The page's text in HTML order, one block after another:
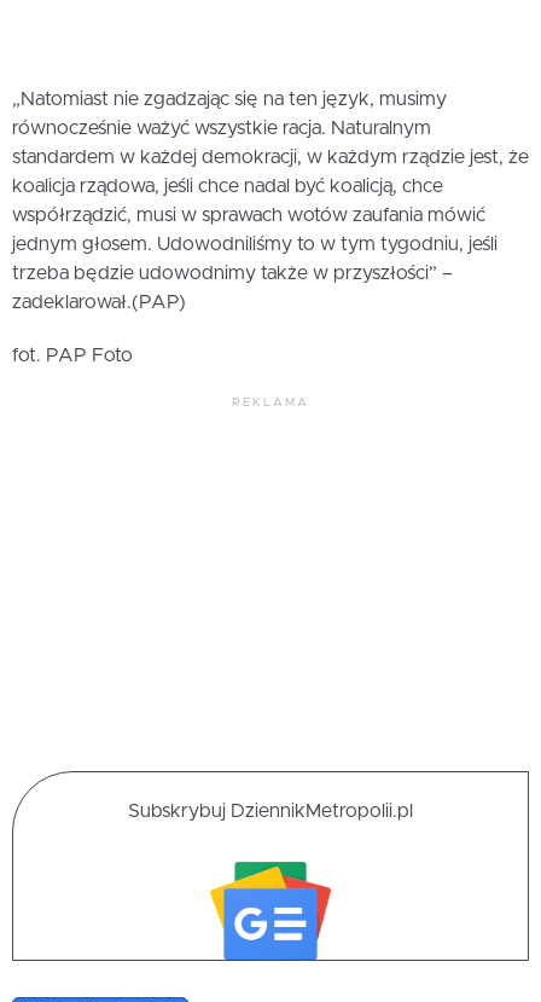
„Natomiast nie zgadzając się na ten język, musimy
równocześnie ważyć wszystkie racja. Naturalnym
standardem w każdej demokracji, w każdym rządzie jest, że
koalicja rządowa, jeśli chce nadal być koalicją, chce
współrządzić, musi w sprawach wotów zaufania mówić
jednym głosem. Udowodniliśmy to w tym tygodniu, jeśli
trzeba będzie udowodnimy także w przyszłości” –
zadeklarował.(PAP)
fot. PAP Foto
REKLAMA
Subskrybuj DziennikMetropolii.pl